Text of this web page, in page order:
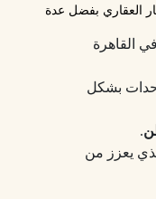
العقاري بفضل عدة
القاهرة
بشكل
.
يعزز من